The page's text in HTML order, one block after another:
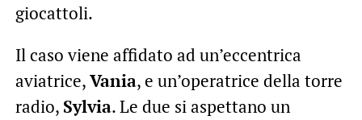
giocattoli.
Il caso viene affidato ad un’eccentrica
aviatrice,Vania, e un’operatrice della torre
radio, Sylvia. Le due si aspettano un